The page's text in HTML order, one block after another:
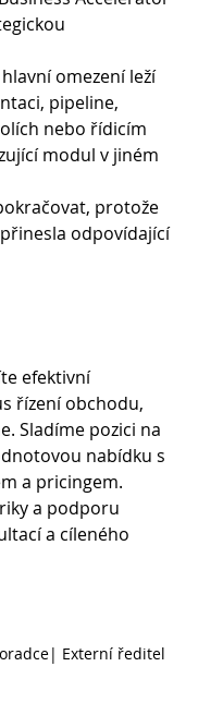
omezení leží
pipeline,
nebo řídicím
modul v jiném
protože
odpovídající
efektivní
řízení obchodu,
Sladíme pozici na
nabídku s
a pricingem.
a podporu
a cíleného
Externí ředitel